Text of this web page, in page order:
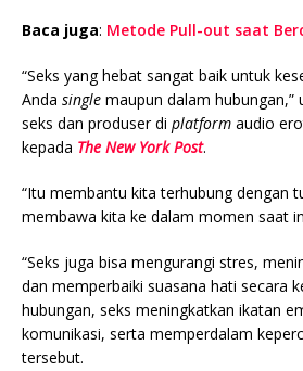
Baca juga: Metode Pull-out saat
“Seks yang hebat sangat baik untuk
Anda single maupun dalam hubungan,”
seks dan produser di platform audio
kepada The New York Post.
“Itu membantu kita terhubung dengan
membawa kita ke dalam momen saat
“Seks juga bisa mengurangi stres,
dan memperbaiki suasana hati secara
hubungan, seks meningkatkan ikatan
komunikasi, serta memperdalam
tersebut.